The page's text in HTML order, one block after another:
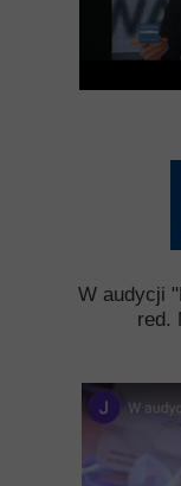
W audycji
red.